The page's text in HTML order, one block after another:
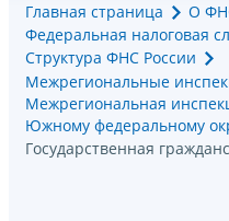
Главная страница
О
Федеральная налоговая
Структура ФНС России
Межрегиональные
Межрегиональная
Южному федеральному
Государственная